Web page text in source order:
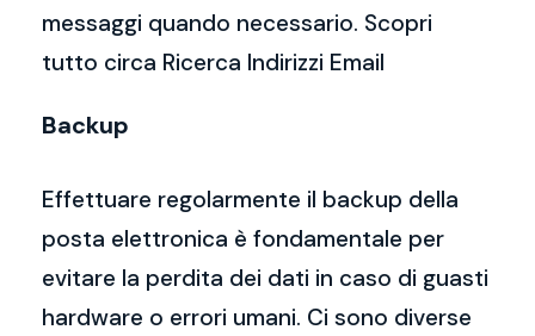
messaggi quando necessario. Scopri
tutto circa Ricerca Indirizzi Email
Backup
Effettuare regolarmente il backup della
posta elettronica è fondamentale per
evitare la perdita dei dati in caso di guasti
hardware o errori umani. Ci sono diverse